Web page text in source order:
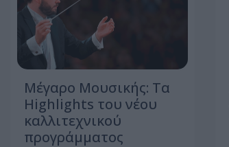
Μέγαρο Μουσικής: Τα
Highlights του νέου
καλλιτεχνικού
προγράμματος